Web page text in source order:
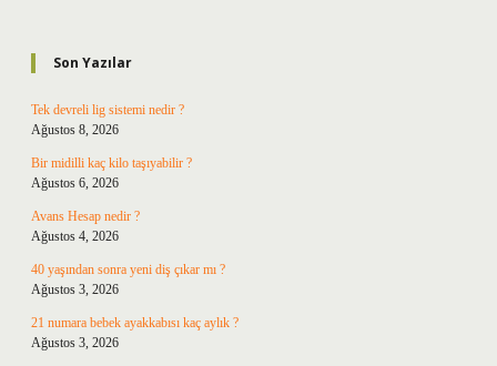
Son Yazılar
Tek devreli lig sistemi nedir ?
Ağustos 8, 2026
Bir midilli kaç kilo taşıyabilir ?
Ağustos 6, 2026
Avans Hesap nedir ?
Ağustos 4, 2026
40 yaşından sonra yeni diş çıkar mı ?
Ağustos 3, 2026
21 numara bebek ayakkabısı kaç aylık ?
Ağustos 3, 2026